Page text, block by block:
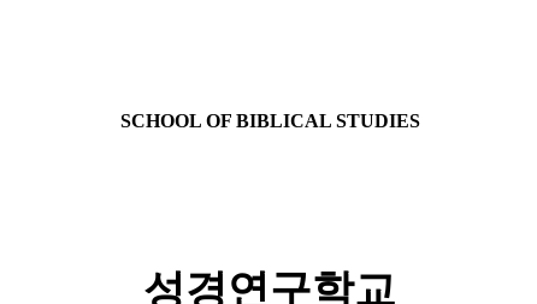
SCHOOL OF BIBLICAL STUDIES
성경연구학교